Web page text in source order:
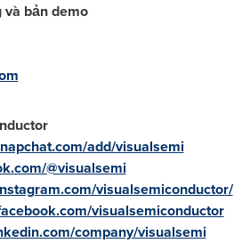
và bản demo
add/visualsemi
@visualsemi
visualsemiconductor/
visualsemiconductor
company/visualsemi